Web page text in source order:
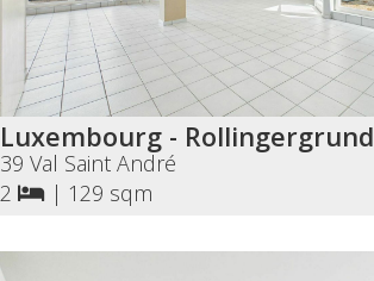
Luxembourg - Rollingergrund
39 Val Saint André
2
| 129 sqm